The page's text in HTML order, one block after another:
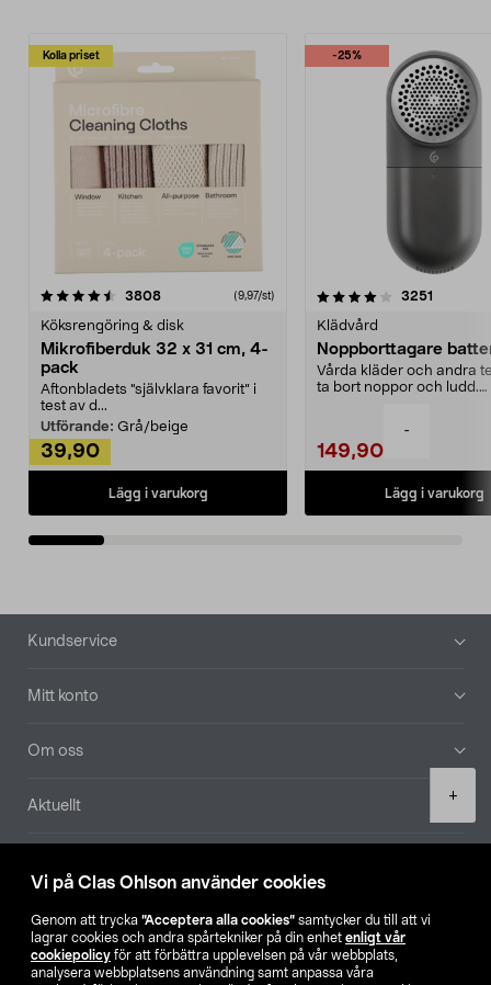
Vi på Clas Ohlson använder cookies
Genom att trycka ”Acceptera alla cookies” samtycker du till att vi
lagrar cookies och andra spårtekniker på din enhet enligt vår
cookiepolicy för att förbättra upplevelsen på vår webbplats,
analysera webbplatsens användning samt anpassa våra
-
+
Kolla priset
3808recensioner (9,97/st)
Köksrengöring & disk
Mikrofiberduk 32 x 31 cm, 4-
pack
Aftonbladets "självklara favorit” i
test av d...
Utförande: Grå/beige
39,90
Lägg i varukorg
-25%
4.0av 5 stjärnor 3251
Klädvård
Noppborttagare
Vårda kläder och andra
ta bort noppor och ludd.
149,90
Lägg i varukorg
4.5av 5 stjärnor
Sidfot
Kundservice
Mitt konto
Om oss
Aktuellt
Hitta butik
SE NO FI